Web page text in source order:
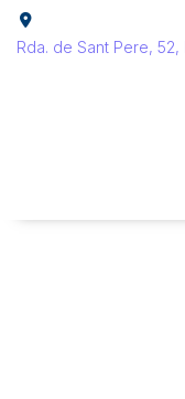
Rda. de Sant Pere, 52,